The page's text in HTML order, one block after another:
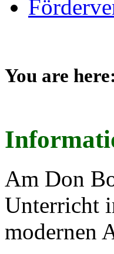
You are here:
Am Don
Unterricht
modernen